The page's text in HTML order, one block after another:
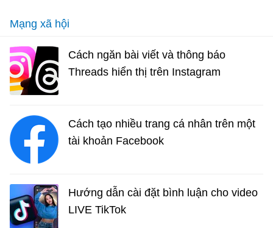
Mạng xã hội
Cách ngăn bài viết và thông báo
Threads hiển thị trên Instagram
Cách tạo nhiều trang cá nhân trên một
tài khoản Facebook
Hướng dẫn cài đặt bình luận cho video
LIVE TikTok